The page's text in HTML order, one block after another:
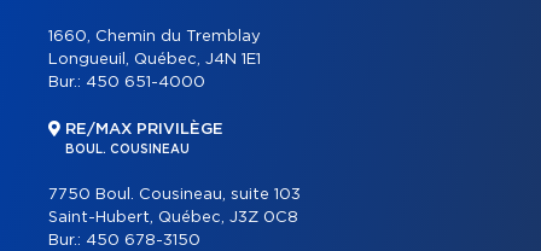
1660, Chemin du Tremblay
Longueuil, Québec, J4N 1E1
Bur.: 450 651-4000
RE/MAX PRIVILÈGE
BOUL. COUSINEAU
7750 Boul. Cousineau, suite 103
Saint-Hubert, Québec, J3Z 0C8
Bur.: 450 678-3150